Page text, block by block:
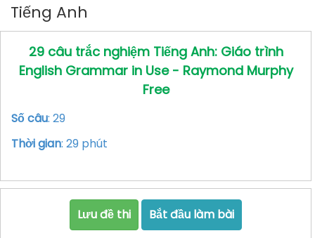
Tiếng Anh
29 câu trắc nghiệm Tiếng Anh: Giáo trình
English Grammar in Use - Raymond Murphy
Free
Số câu: 29
Thời gian: 29 phút
Lưu đề thi Bắt đầu làm bài